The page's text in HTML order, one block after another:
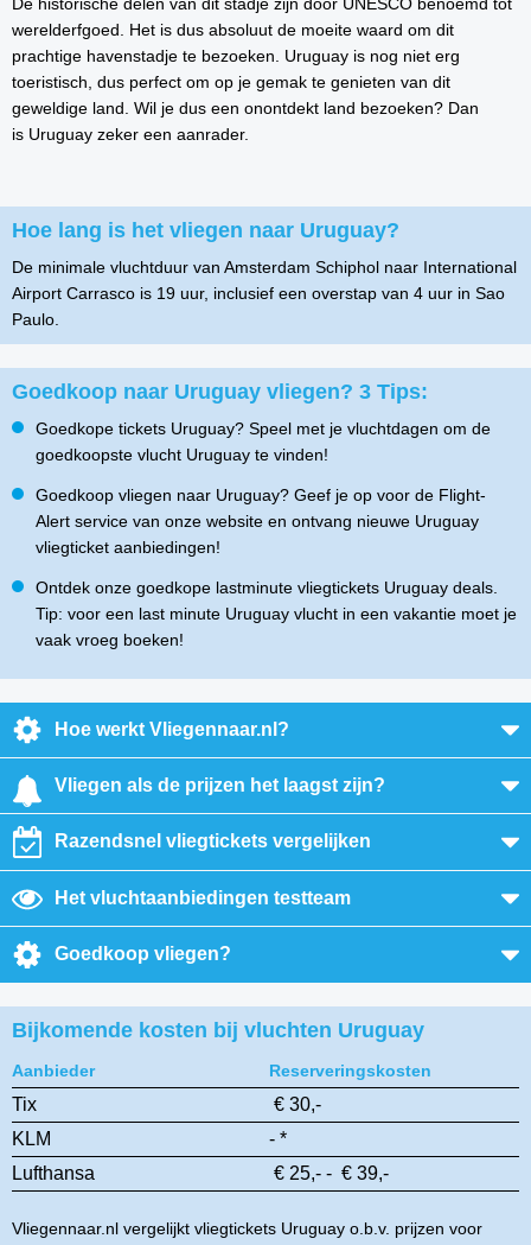
werelderfgoed. Het is dus absoluut de moeite waard om dit
prachtige havenstadje te bezoeken. Uruguay is nog niet erg
toeristisch, dus perfect om op je gemak te genieten van dit
geweldige land. Wil je dus een onontdekt land bezoeken? Dan
is Uruguay zeker een aanrader.
Hoe lang is het vliegen naar Uruguay?
De minimale vluchtduur van Amsterdam Schiphol naar International
Airport Carrasco is 19 uur, inclusief een overstap van 4 uur in Sao
Paulo.
Goedkoop naar Uruguay vliegen? 3 Tips:
Goedkope tickets Uruguay? Speel met je vluchtdagen om de
goedkoopste vlucht Uruguay te vinden!
Goedkoop vliegen naar Uruguay? Geef je op voor de Flight-
Alert service van onze website en ontvang nieuwe Uruguay
vliegticket aanbiedingen!
Ontdek onze goedkope lastminute vliegtickets Uruguay deals.
Tip: voor een last minute Uruguay vlucht in een vakantie moet je
vaak vroeg boeken!
Hoe werkt Vliegennaar.nl?
Vliegen als de prijzen het laagst zijn?
Razendsnel vliegtickets vergelijken
Het vluchtaanbiedingen testteam
Goedkoop vliegen?
Bijkomende kosten bij vluchten Uruguay
Aanbieder Reserveringskosten
Tix
€ 30,-
KLM
- *
Lufthansa
€ 25,- - € 39,-
Vliegennaar.nl vergelijkt vliegtickets Uruguay o.b.v. prijzen voor